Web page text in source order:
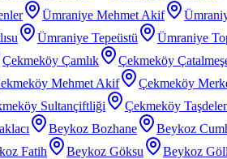
Ümraniye Mehmet Akif
Ümraniye Tepeüstü Ümraniye
Çekmeköy Çamlık Çekmeköy
Mehmet Akif Çekmeköy
Sultançiftliği Çekmeköy
Beykoz Bozhane Beykoz
Fatih Beykoz Göksu Beykoz